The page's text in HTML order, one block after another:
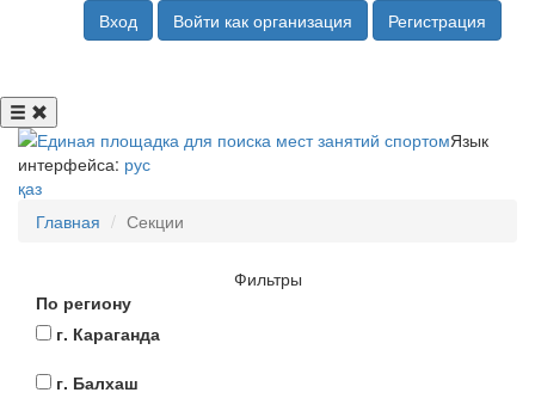
Вход Войти как организация Регистрация
Язык
интерфейса: рус
қаз
Главная
Секции
Фильтры
По региону
г. Караганда
г. Балхаш